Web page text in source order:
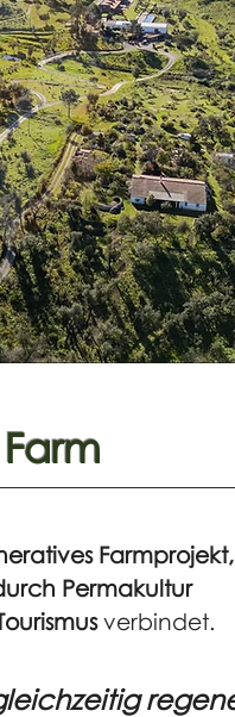
Farmprojekt,
Permakultur
verbindet.